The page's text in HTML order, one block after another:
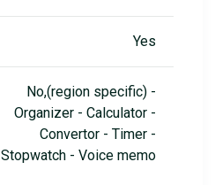
Yes
No,(region specific) -
Organizer - Calculator -
Convertor - Timer -
Stopwatch - Voice memo